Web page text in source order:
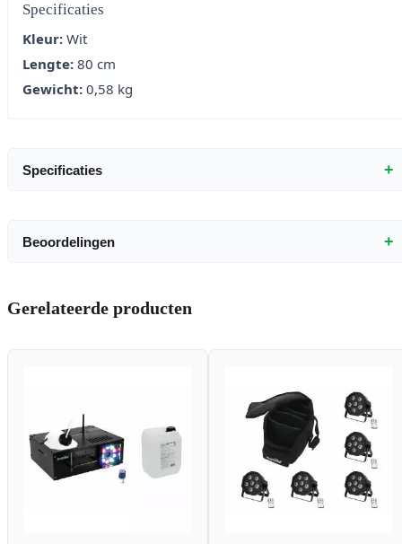
Specificaties
Kleur: Wit
Lengte: 80 cm
Gewicht: 0,58 kg
Specificaties +
Beoordelingen +
Gerelateerde producten